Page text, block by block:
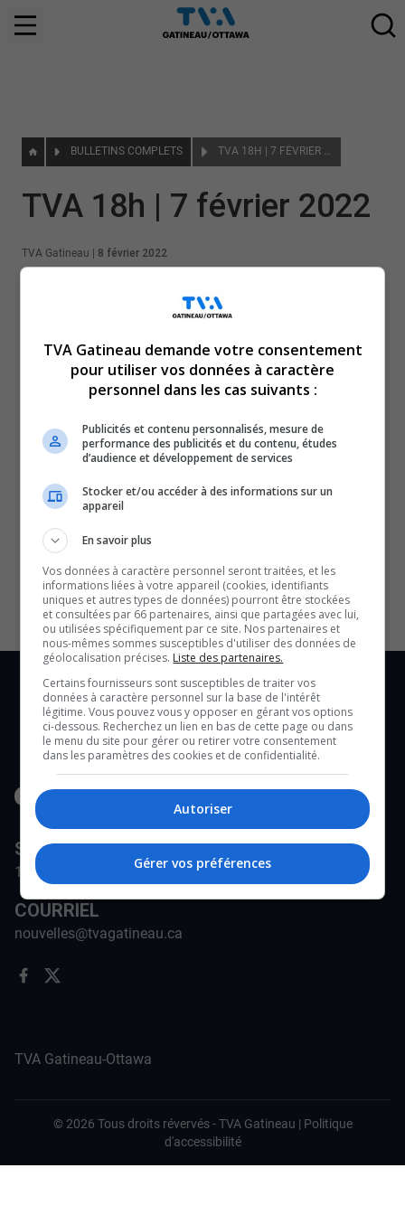
BULLETINS COMPLETS TVA 18H | 7 FÉVRIER 2022
TVA 18h | 7 février 2022
TVA Gatineau 8 février 2022
SOUTENIR NOS MÉDIAS, C’EST PROTÉGER NOTRE
CULTURE ET NOTRE ÉCONOMIE
STATION
171-A Rue Jean-Proulx, Gatineau, QC J8Z 1W5
COURRIEL
nouvelles@tvagatineau.ca
TVA Gatineau-Ottawa
© 2026 Tous droits révervés -TVA Gatineau | Politique
d'accessibilité
TVA Gatineau demande votre consentement
pour utiliser vos données à caractère
personnel dans les cas suivants :
Publicités et contenu personnalisés, mesure de
performance des publicités et du contenu, études
d’audience et développement de services
Stocker et/ou accéder à des informations sur un
appareil
En savoir plus
Vos données à caractère personnel seront traitées, et les
informations liées à votre appareil (cookies, identifiants
uniques et autres types de données) pourront être stockées
et consultées par 66 partenaires, ainsi que partagées avec lui,
ou utilisées spécifiquement par ce site. Nos partenaires et
nous-mêmes sommes susceptibles d'utiliser des données de
géolocalisation précises. Liste des partenaires.
Certains fournisseurs sont susceptibles de traiter vos
données à caractère personnel sur la base de l'intérêt
légitime. Vous pouvez vous y opposer en gérant vos options
ci-dessous. Recherchez un lien en bas de cette page ou dans
le menu du site pour gérer ou retirer votre consentement
dans les paramètres des cookies et de confidentialité.
Autoriser
Gérer vos préférences